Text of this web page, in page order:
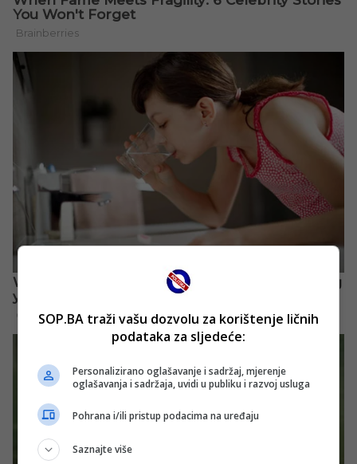
SOP.BA traži vašu dozvolu za korištenje ličnih
podataka za sljedeće:
Personalizirano oglašavanje i sadržaj, mjerenje
oglašavanja i sadržaja, uvidi u publiku i razvoj usluga
Pohrana i/ili pristup podacima na uređaju
Saznajte više